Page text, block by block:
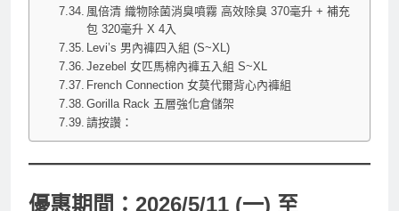
風倍清 織物除菌消臭噴霧 高效除臭 370毫升 + 補充
包 320毫升 X 4入
Levi’s 男內褲四入組 (S~XL)
Jezebel 女匹馬棉內褲五入組 S~XL
French Connection 女莫代爾背心內褲組
Gorilla Rack 五層強化倉儲架
請按讚：
優惠期間：2026/5/11 (一) 至